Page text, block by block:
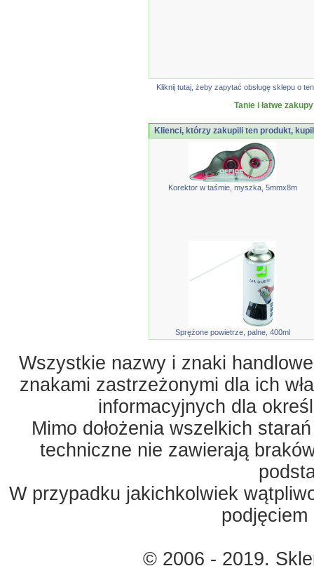
Kliknij tutaj, żeby zapytać obsługę sklepu o
Tanie i łatwe
Klienci, którzy zakupili ten produkt,
Korektor w taśmie, myszka, 5mmx8m
Sprężone powietrze, palne, 400ml
Wszystkie nazwy i znaki
znakami zastrzeżonymi dla ich
informacyjnych dla
Mimo dołożenia wszelkich
techniczne nie zawierają
W przypadku jakichkolwiek
© 2006 - 2019.